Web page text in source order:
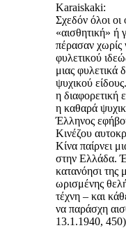
Karaiskaki:
Σχεδόν όλοι
«αισθητική» ή
πέρασαν χωρίς
φυλετικού
μιας φυλετικά
ψυχικού
η διαφορετική
η καθαρά
Έλληνος
Κινέζου
Κίνα παίρνει
στην Ελλάδα.
κατανόησι της
ωρισμένης
τέχνη – και
να παράσχη
13.1.1940,